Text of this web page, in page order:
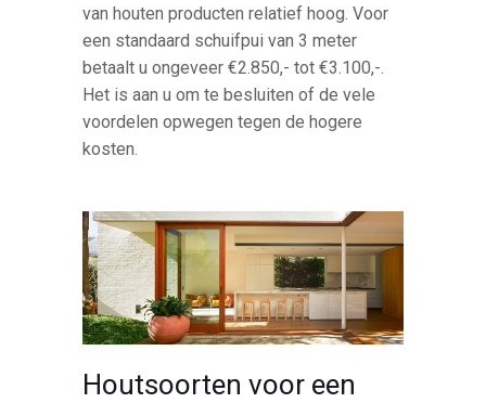
van houten producten relatief hoog. Voor
een standaard schuifpui van 3 meter
betaalt u ongeveer €2.850,- tot €3.100,-.
Het is aan u om te besluiten of de vele
voordelen opwegen tegen de hogere
kosten.
Houtsoorten voor een